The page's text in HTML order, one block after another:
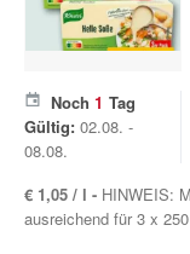
Noch 1 Tag
Gültig: 02.08. -
08.08.
€ 1,05 / l - HINWEIS:
ausreichend für 3 x